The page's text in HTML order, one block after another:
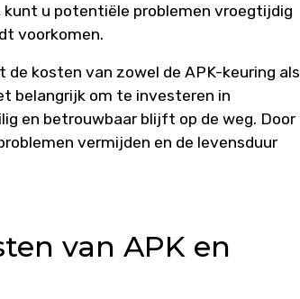
u potentiële problemen vroegtijdig
voorkomen.
kosten van zowel de APK-keuring als
belangrijk om te investeren in
en betrouwbaar blijft op de weg. Door
vermijden en de levensduur
van APK en